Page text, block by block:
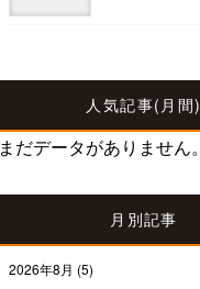
人気記事(月間)
まだデータがありません。
月別記事
2026年8月 (5)